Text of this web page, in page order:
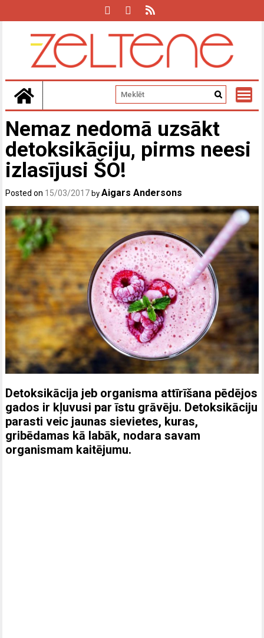
Nemaz nedomā uzsākt
detoksikāciju, pirms neesi
izlasījusi ŠO!
Posted on 15/03/2017 byAigars Andersons
Detoksikācija jeb organisma attīrīšana pēdējos
gados ir kļuvusi par īstu grāvēju. Detoksikāciju
parasti veic jaunas sievietes, kuras,
gribēdamas kā labāk, nodara savam
organismam kaitējumu.